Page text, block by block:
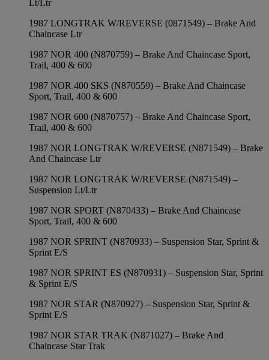
Lt/Ltr
1987 LONGTRAK W/REVERSE (0871549) – Brake And
Chaincase Ltr
1987 NOR 400 (N870759) – Brake And Chaincase Sport,
Trail, 400 & 600
1987 NOR 400 SKS (N870559) – Brake And Chaincase
Sport, Trail, 400 & 600
1987 NOR 600 (N870757) – Brake And Chaincase Sport,
Trail, 400 & 600
1987 NOR LONGTRAK W/REVERSE (N871549) – Brake
And Chaincase Ltr
1987 NOR LONGTRAK W/REVERSE (N871549) –
Suspension Lt/Ltr
1987 NOR SPORT (N870433) – Brake And Chaincase
Sport, Trail, 400 & 600
1987 NOR SPRINT (N870933) – Suspension Star, Sprint &
Sprint E/S
1987 NOR SPRINT ES (N870931) – Suspension Star, Sprint
& Sprint E/S
1987 NOR STAR (N870927) – Suspension Star, Sprint &
Sprint E/S
1987 NOR STAR TRAK (N871027) – Brake And
Chaincase Star Trak